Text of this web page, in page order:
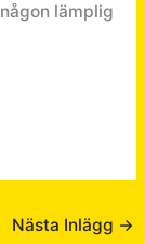
lämplig
Nästa Inlägg →